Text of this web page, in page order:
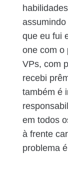
que eu fui
one com o
VPs, com
recebi
também é
em todos
à frente
problema